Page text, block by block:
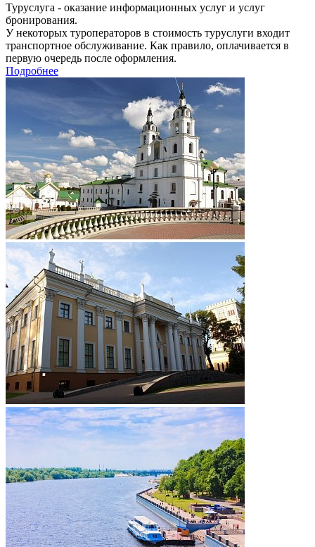
Туруслуга - оказание информационных услуг и услуг
бронирования.
У некоторых туроператоров в стоимость туруслуги входит
транспортное обслуживание. Как правило, оплачивается в
первую очередь после оформления.
Подробнее